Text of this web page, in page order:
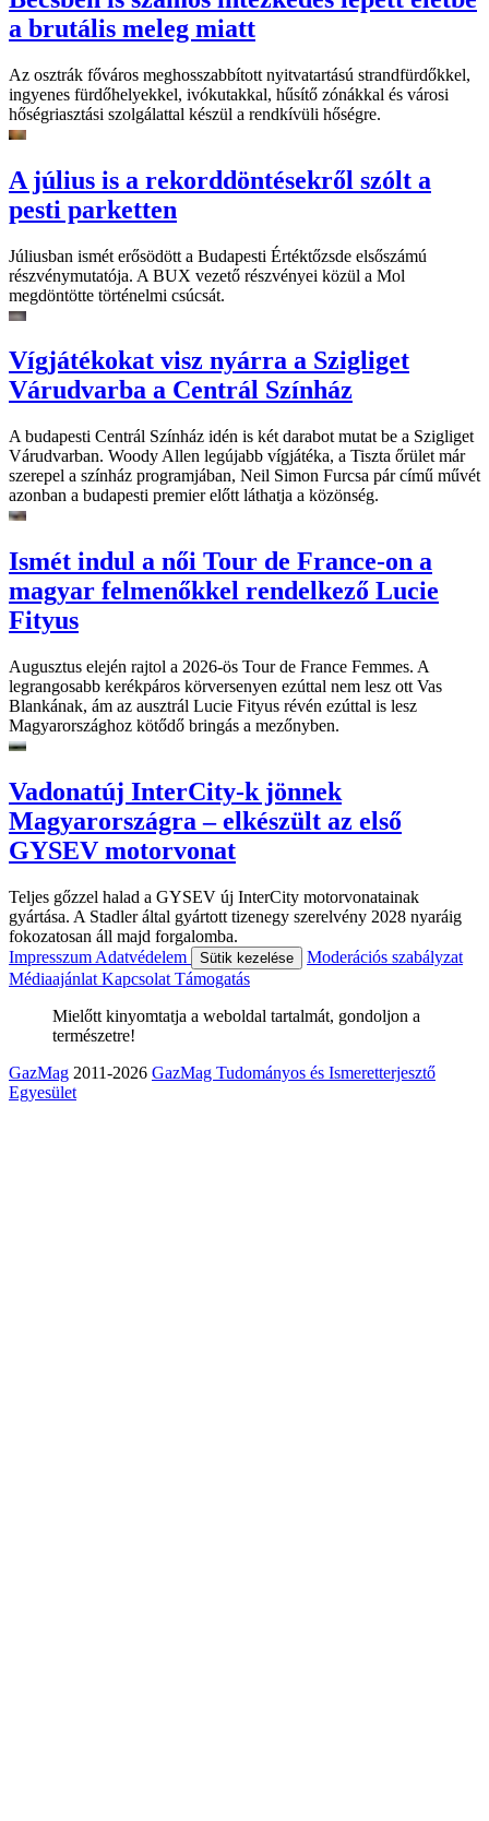
a brutális meleg miatt
Az osztrák főváros meghosszabbított nyitvatartású strandfürdőkkel,
ingyenes fürdőhelyekkel, ivókutakkal, hűsítő zónákkal és városi
hőségriasztási szolgálattal készül a rendkívüli hőségre.
A július is a rekorddöntésekről szólt a
pesti parketten
Júliusban ismét erősödött a Budapesti Értéktőzsde elsőszámú
részvénymutatója. A BUX vezető részvényei közül a Mol
megdöntötte történelmi csúcsát.
Vígjátékokat visz nyárra a Szigliget
Várudvarba a Centrál Színház
A budapesti Centrál Színház idén is két darabot mutat be a Szigliget
Várudvarban. Woody Allen legújabb vígjátéka, a Tiszta őrület már
szerepel a színház programjában, Neil Simon Furcsa pár című művét
azonban a budapesti premier előtt láthatja a közönség.
Ismét indul a női Tour de France-on a
magyar felmenőkkel rendelkező Lucie
Fityus
Augusztus elején rajtol a 2026-ös Tour de France Femmes. A
legrangosabb kerékpáros körversenyen ezúttal nem lesz ott Vas
Blankának, ám az ausztrál Lucie Fityus révén ezúttal is lesz
Magyarországhoz kötődő bringás a mezőnyben.
Vadonatúj InterCity-k jönnek
Magyarországra – elkészült az első
GYSEV motorvonat
Teljes gőzzel halad a GYSEV új InterCity motorvonatainak
gyártása. A Stadler által gyártott tizenegy szerelvény 2028 nyaráig
fokozatosan áll majd forgalomba.
Impresszum Adatvédelem Sütik kezelése
Moderációs szabályzat
Médiaajánlat Kapcsolat Támogatás
Mielőtt kinyomtatja a weboldal tartalmát, gondoljon a
természetre!
GazMag 2011-2026 GazMag Tudományos és Ismeretterjesztő
Egyesület